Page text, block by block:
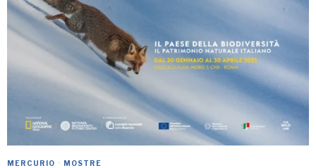
MERCURIO · MOSTRE